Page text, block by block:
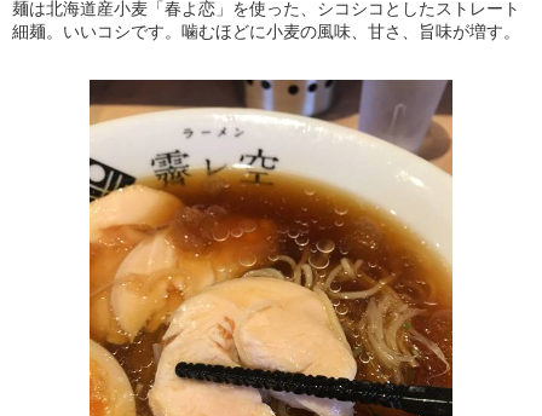
麺は北海道産小麦「春よ恋」を使った、シコシコとしたストレート
細麺。いいコシです。噛むほどに小麦の風味、甘さ、旨味が増す。